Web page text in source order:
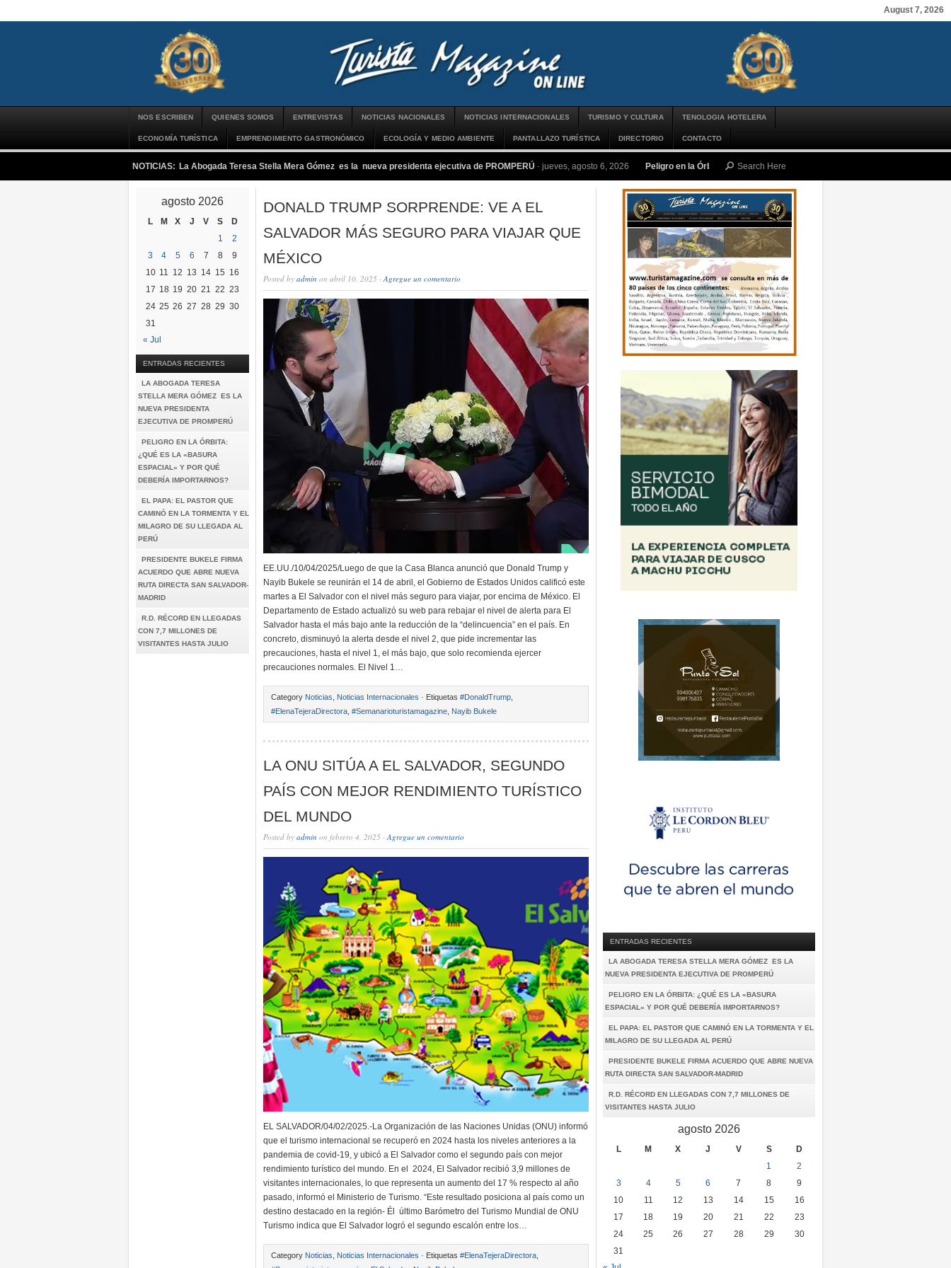
August 7, 2026
NOS ESCRIBEN QUIENES SOMOS ENTREVISTAS NOTICIAS NACIONALES NOTICIAS INTERNACIONALES TURISMO Y CULTURA TENOLOGIA HOTELERA
ECONOMÍA TURÍSTICA EMPRENDIMIENTO GASTRONÓMICO ECOLOGÍA Y MEDIO AMBIENTE PANTALLAZO TURÍSTICA DIRECTORIO CONTACTO
NOTICIAS: La Abogada Teresa Stella Mera Gómez es la nueva presidenta ejecutiva de PROMPERÚ - jueves, agosto 6, 2026 Peligro en la Órbita: ¿Qué es la «Basura Espacial» y por qué debería
agosto 2026
L M X J V S
D
1
2
3
4 5 6 7 8
9
10 11 12 13 14 15 16
17 18 19 20 21 22 23
24 25 26 27 28 29 30
31
« Jul
ENTRADAS RECIENTES
LA ABOGADA TERESA
STELLA MERA GÓMEZ ES LA
NUEVA PRESIDENTA
EJECUTIVA DE PROMPERÚ
PELIGRO EN LA ÓRBITA:
¿QUÉ ES LA «BASURA
ESPACIAL» Y POR QUÉ
DEBERÍA IMPORTARNOS?
EL PAPA: EL PASTOR QUE
CAMINÓ EN LA TORMENTA Y EL
MILAGRO DE SU LLEGADA AL
PERÚ
PRESIDENTE BUKELE FIRMA
ACUERDO QUE ABRE NUEVA
RUTA DIRECTA SAN SALVADOR-
MADRID
R.D. RÉCORD EN LLEGADAS
CON 7,7 MILLONES DE
VISITANTES HASTA JULIO
DONALD TRUMP SORPRENDE: VE A EL
SALVADOR MÁS SEGURO PARA VIAJAR QUE
MÉXICO
Posted by admin on abril 10, 2025 ·Agregue un comentario
EE.UU./10/04/2025/Luego de que la Casa Blanca anunció que Donald Trump y
Nayib Bukele se reunirán el 14 de abril, el Gobierno de Estados Unidos calificó este
martes a El Salvador con el nivel más seguro para viajar, por encima de México. El
Departamento de Estado actualizó su web para rebajar el nivel de alerta para El
Salvador hasta el más bajo ante la reducción de la “delincuencia” en el país. En
concreto, disminuyó la alerta desde el nivel 2, que pide incrementar las
precauciones, hasta el nivel 1, el más bajo, que solo recomienda ejercer
precauciones normales. El Nivel 1…
Category Noticias Noticias Internacionales · Etiquetas #DonaldTrump
#ElenaTejeraDirectora #Semanarioturistamagazine Nayib Bukele
LA ONU SITÚA A EL SALVADOR, SEGUNDO
PAÍS CON MEJOR RENDIMIENTO TURÍSTICO
DEL MUNDO
Posted by admin on febrero 4, 2025 ·Agregue un comentario
EL SALVADOR/04/02/2025.-La Organización de las Naciones Unidas (ONU) informó
que el turismo internacional se recuperó en 2024 hasta los niveles anteriores a la
pandemia de covid-19, y ubicó a El Salvador como el segundo país con mejor
rendimiento turístico del mundo. En el 2024, El Salvador recibió 3,9 millones de
visitantes internacionales, lo que representa un aumento del 17 % respecto al año
pasado, informó el Ministerio de Turismo. “Este resultado posiciona al país como un
destino destacado en la región- Él último Barómetro del Turismo Mundial de ONU
Turismo indica que El Salvador logró el segundo escalón entre los…
Category Noticias Noticias Internacionales · Etiquetas #ElenaTejeraDirectora
ENTRADAS RECIENTES
LA ABOGADA TERESA STELLA MERA GÓMEZ ES LA
NUEVA PRESIDENTA EJECUTIVA DE PROMPERÚ
PELIGRO EN LA ÓRBITA: ¿QUÉ ES LA «BASURA
ESPACIAL» Y POR QUÉ DEBERÍA IMPORTARNOS?
EL PAPA: EL PASTOR QUE CAMINÓ EN LA TORMENTA Y EL
MILAGRO DE SU LLEGADA AL PERÚ
PRESIDENTE BUKELE FIRMA ACUERDO QUE ABRE NUEVA
RUTA DIRECTA SAN SALVADOR-MADRID
R.D. RÉCORD EN LLEGADAS CON 7,7 MILLONES DE
VISITANTES HASTA JULIO
agosto 2026
L M X J V S
D
1
2
3
4 5 6 7 8
9
10
11 12 13 14 15
16
17
18 19 20 21 22
23
24
25 26 27 28 29
30
31